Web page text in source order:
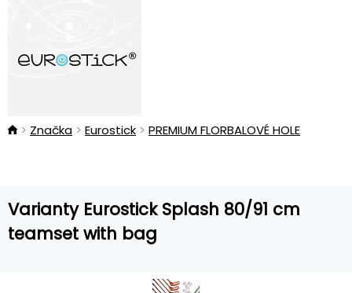
Značka Eurostick PREMIUM FLORBALOVÉ HOLE
Varianty Eurostick Splash 80/91 cm
teamset with bag